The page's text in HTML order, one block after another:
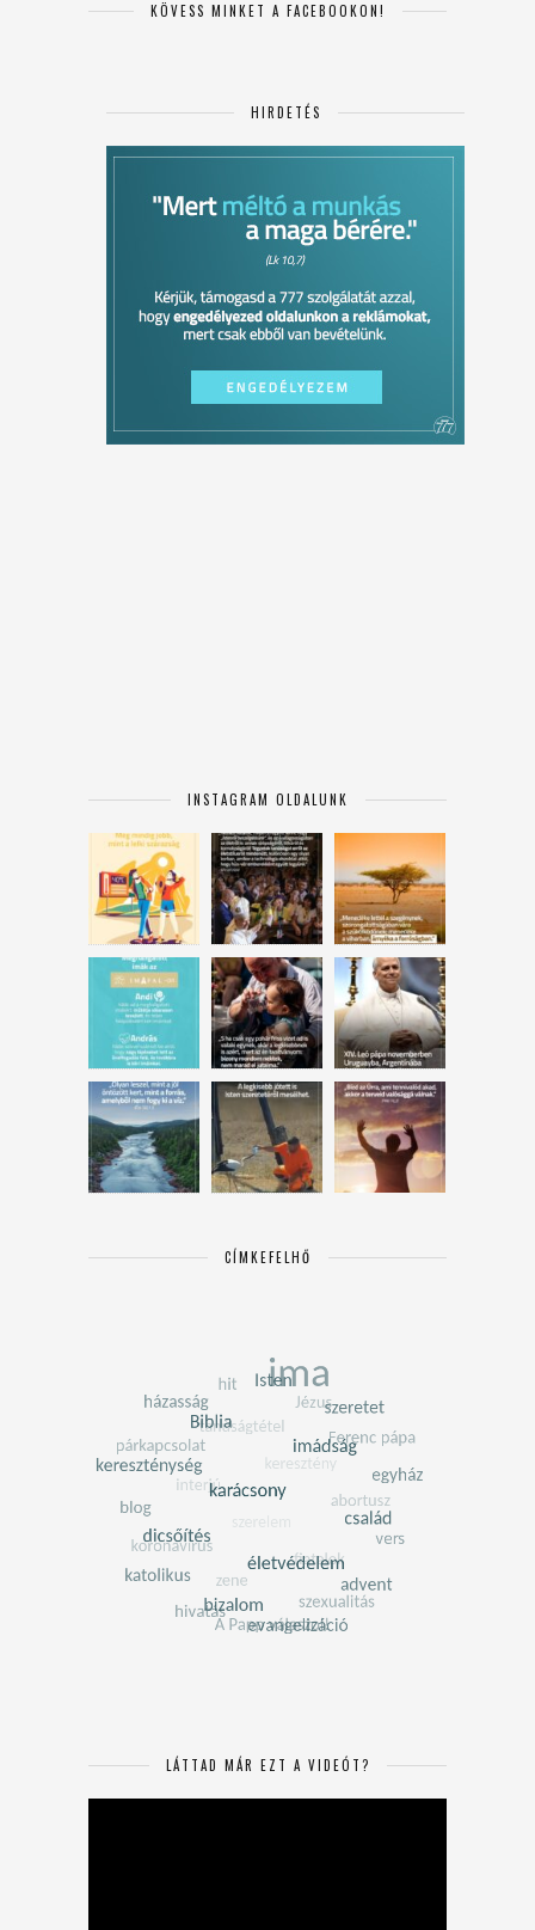
KÖVESS MINKET A FACEBOOKON!
HIRDETÉS
INSTAGRAM OLDALUNK
CÍMKEFELHŐ
LÁTTAD MÁR EZT A VIDEÓT?